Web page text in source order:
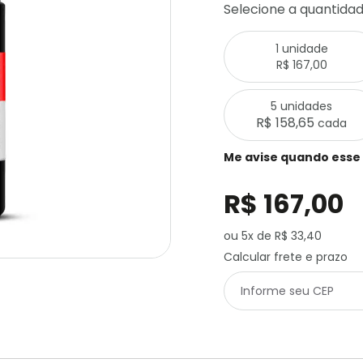
Selecione a
1 unidade
R$ 167,00
5 unidades
R$ 158,65 cada
Me avise quando
R$ 167,00
ou 5x de R$ 33,40
Calcular frete e prazo